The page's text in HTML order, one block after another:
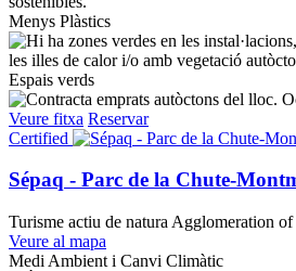
Menys Plàstics
Espais verds
Veure fitxa Reservar
Certified
Sépaq - Parc de la Chute-
Turisme actiu de natura Agglomeration of
Veure al mapa
Medi Ambient i Canvi Climàtic